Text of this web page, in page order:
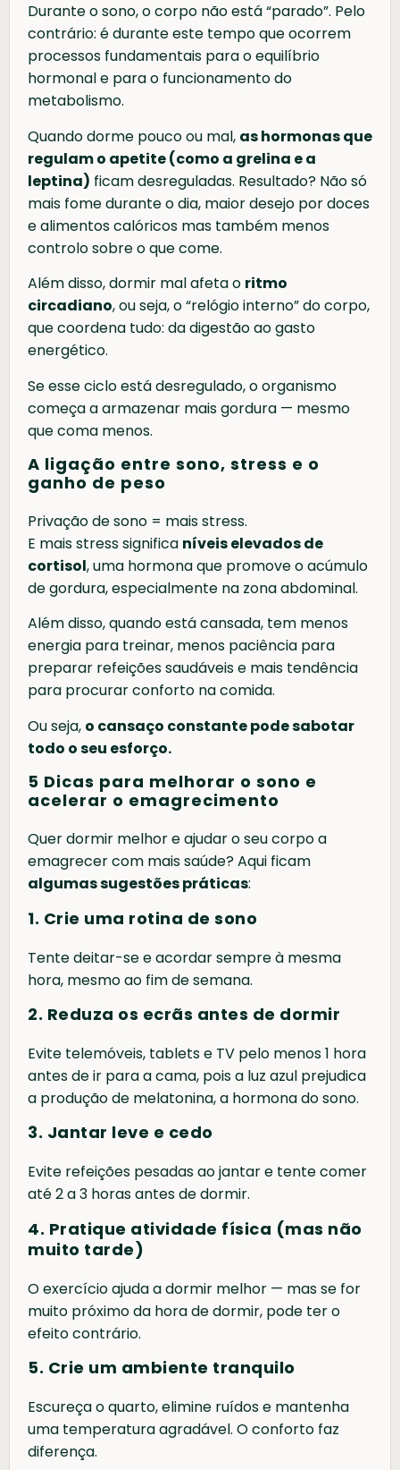
Durante o sono, o corpo não está “parado”. Pelo
contrário: é durante este tempo que ocorrem
processos fundamentais para o equilíbrio
hormonal e para o funcionamento do
metabolismo.
Quando dorme pouco ou mal, as hormonas que
regulam o apetite (como a grelina e a
leptina) ficam desreguladas. Resultado? Não só
mais fome durante o dia, maior desejo por doces
e alimentos calóricos mas também menos
controlo sobre o que come.
Além disso, dormir mal afeta o ritmo
circadiano, ou seja, o “relógio interno” do corpo,
que coordena tudo: da digestão ao gasto
energético.
Se esse ciclo está desregulado, o organismo
começa a armazenar mais gordura — mesmo
que coma menos.
A ligação entre sono, stress e o
ganho de peso
Privação de sono = mais stress.
E mais stress significa níveis elevados de
cortisol, uma hormona que promove o acúmulo
de gordura, especialmente na zona abdominal.
Além disso, quando está cansada, tem menos
energia para treinar, menos paciência para
preparar refeições saudáveis e mais tendência
para procurar conforto na comida.
Ou seja, o cansaço constante pode sabotar
todo o seu esforço.
5 Dicas para melhorar o sono e
acelerar o emagrecimento
Quer dormir melhor e ajudar o seu corpo a
emagrecer com mais saúde? Aqui ficam
algumas sugestões práticas:
1. Crie uma rotina de sono
Tente deitar-se e acordar sempre à mesma
hora, mesmo ao fim de semana.
2. Reduza os ecrãs antes de dormir
Evite telemóveis, tablets e TV pelo menos 1 hora
antes de ir para a cama, pois a luz azul prejudica
a produção de melatonina, a hormona do sono.
3. Jantar leve e cedo
Evite refeições pesadas ao jantar e tente comer
até 2 a 3 horas antes de dormir.
4. Pratique atividade física (mas não
muito tarde)
O exercício ajuda a dormir melhor — mas se for
muito próximo da hora de dormir, pode ter o
efeito contrário.
5. Crie um ambiente tranquilo
Escureça o quarto, elimine ruídos e mantenha
uma temperatura agradável. O conforto faz
diferença.